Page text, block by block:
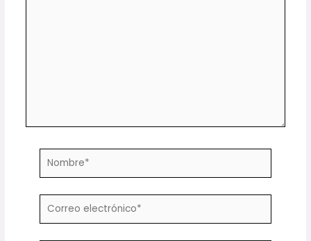
Nombre*
Correo
electrónico*